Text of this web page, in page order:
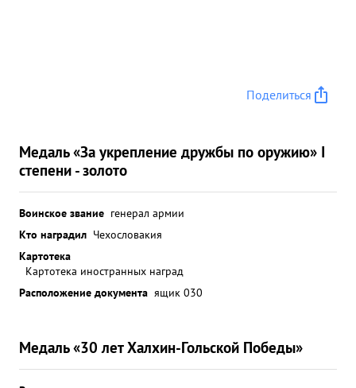
Поделиться
Медаль «За укрепление дружбы по оружию» I
степени - золото
Воинское звание генерал армии
Кто наградил Чехословакия
Картотека
Картотека иностранных наград
Расположение документа ящик 030
Медаль «30 лет Халхин-Гольской Победы»